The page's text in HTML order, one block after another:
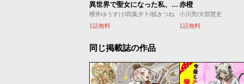
異世界で聖女になった私、現実世界でも聖女チートで完全勝利！
櫻井ゆうすけ/四葉夕卜/福きつね
1話無料
赤橙
小川亮/大部慧史
1話無料
同じ掲載誌の作品